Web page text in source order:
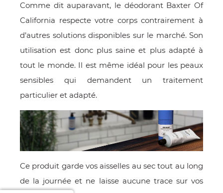
Comme dit auparavant, le déodorant Baxter Of
California respecte votre corps contrairement à
d’autres solutions disponibles sur le marché. Son
utilisation est donc plus saine et plus adapté à
tout le monde. Il est même idéal pour les peaux
sensibles qui demandent un traitement
particulier et adapté.
Ce produit garde vos aisselles au sec tout au long
de la journée et ne laisse aucune trace sur vos